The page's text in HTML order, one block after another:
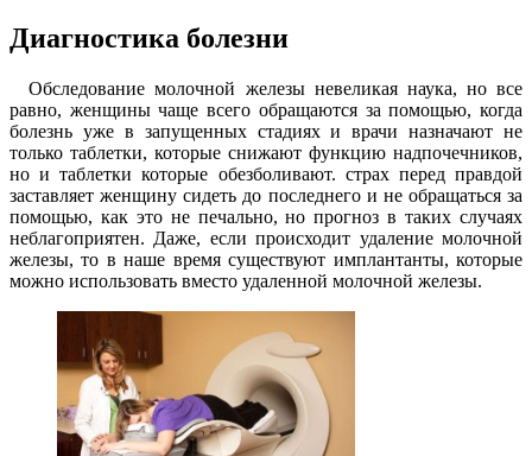
Диагностика болезни
Обследование молочной железы невеликая наука, но все
равно, женщины чаще всего обращаются за помощью, когда
болезнь уже в запущенных стадиях и врачи назначают не
только таблетки, которые снижают функцию надпочечников,
но и таблетки которые обезболивают. страх перед правдой
заставляет женщину сидеть до последнего и не обращаться за
помощью, как это не печально, но прогноз в таких случаях
неблагоприятен. Даже, если происходит удаление молочной
железы, то в наше время существуют имплантанты, которые
можно использовать вместо удаленной молочной железы.